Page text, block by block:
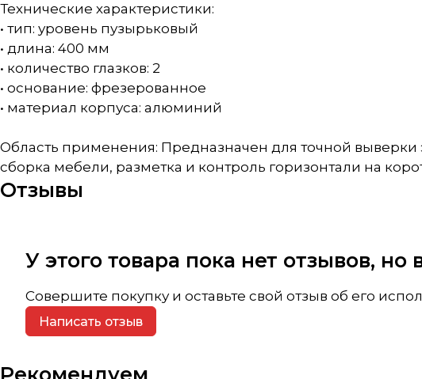
Технические характеристики:
• тип: уровень пузырьковый
• длина: 400 мм
• количество глазков: 2
• основание: фрезерованное
• материал корпуса: алюминий
Область применения: Предназначен для точной
сборка мебели, разметка и контроль горизонтали на
Отзывы
У этого товара пока нет отзывов,
Совершите покупку и оставьте свой отзыв об его
Написать отзыв